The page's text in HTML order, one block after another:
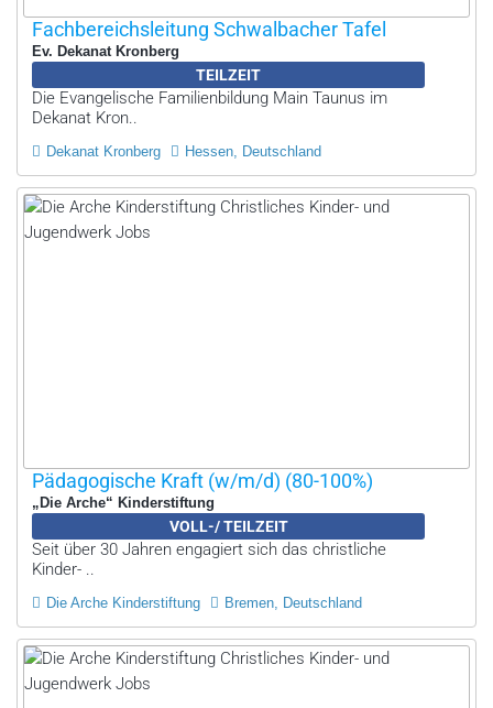
Fachbereichsleitung Schwalbacher Tafel
Ev. Dekanat Kronberg
TEILZEIT
Die Evangelische Familienbildung Main Taunus im
Dekanat Kron..
Dekanat Kronberg Hessen, Deutschland
Pädagogische Kraft (w/m/d) (80-100%)
„Die Arche“ Kinderstiftung
VOLL-/ TEILZEIT
Seit über 30 Jahren engagiert sich das christliche
Kinder- ..
Die Arche Kinderstiftung Bremen, Deutschland